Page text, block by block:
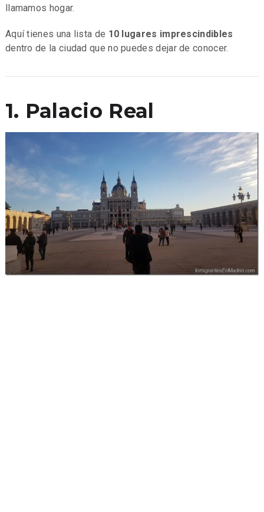
llamamos hogar.
Aquí tienes una lista de 10 lugares imprescindibles
dentro de la ciudad que no puedes dejar de conocer.
1. Palacio Real